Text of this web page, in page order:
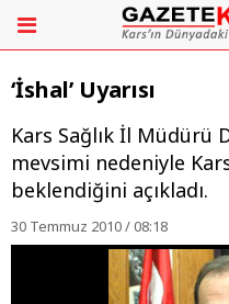
‘İshal’ Uyarısı
Kars Sağlık İl Müdürü
mevsimi nedeniyle
beklendiğini açıkladı.
30 Temmuz 2010 / 08:18